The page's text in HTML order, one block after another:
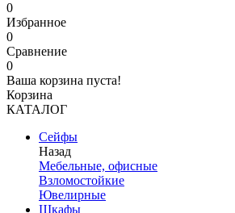
0
Избранное
0
Сравнение
0
Ваша корзина пуста!
Корзина
КАТАЛОГ
Сейфы
Назад
Мебельные, офисные
Взломостойкие
Ювелирные
Шкафы